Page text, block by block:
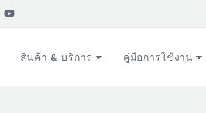
สินค้า & บริการ คู่มือการใช้งาน